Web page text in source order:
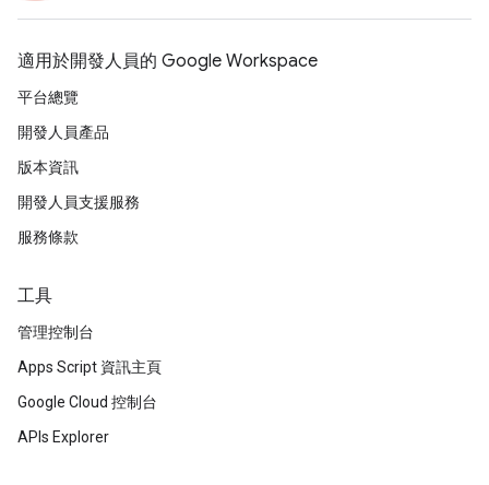
適用於開發人員的 Google Workspace
平台總覽
開發人員產品
版本資訊
開發人員支援服務
服務條款
工具
管理控制台
Apps Script 資訊主頁
Google Cloud 控制台
APIs Explorer